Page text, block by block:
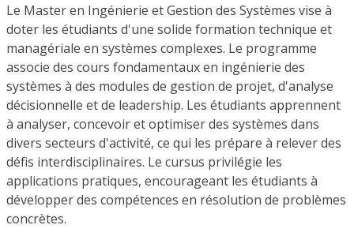
Le Master en Ingénierie et Gestion des Systèmes vise à
doter les étudiants d'une solide formation technique et
managériale en systèmes complexes. Le programme
associe des cours fondamentaux en ingénierie des
systèmes à des modules de gestion de projet, d'analyse
décisionnelle et de leadership. Les étudiants apprennent
à analyser, concevoir et optimiser des systèmes dans
divers secteurs d'activité, ce qui les prépare à relever des
défis interdisciplinaires. Le cursus privilégie les
applications pratiques, encourageant les étudiants à
développer des compétences en résolution de problèmes
concrètes.